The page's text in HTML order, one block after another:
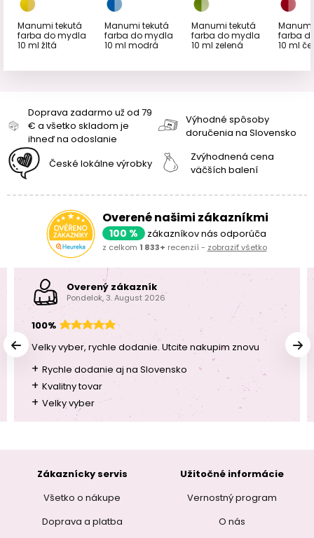
Manumi tekutá
farba do mydla
10 ml žltá
Manumi tekutá
farba do mydla
10 ml modrá
Manumi tekutá
farba do mydla
10 ml zelená
farba
10 ml
Doprava zadarmo už od 79
€ a všetko skladom je
ihneď na odoslanie
Výhodné spôsoby
doručenia na Slovensko
České lokálne výrobky
Zvýhodnená cena
väčších balení
Overené našimi zákazníkmi
100 % zákazníkov nás odporúča
z celkom 1 833+ recenzií - zobraziť všetko
Overený zákazník
Pondelok, 3. August 2026
100%
Velky vyber, rychle dodanie. Utcite nakupim znovu
+ Rychle dodanie aj na Slovensko
+ Kvalitny tovar
+ Velky vyber
Zákaznícky servis
Všetko o nákupe
Doprava a platba
Užitočné informácie
Vernostný program
O nás